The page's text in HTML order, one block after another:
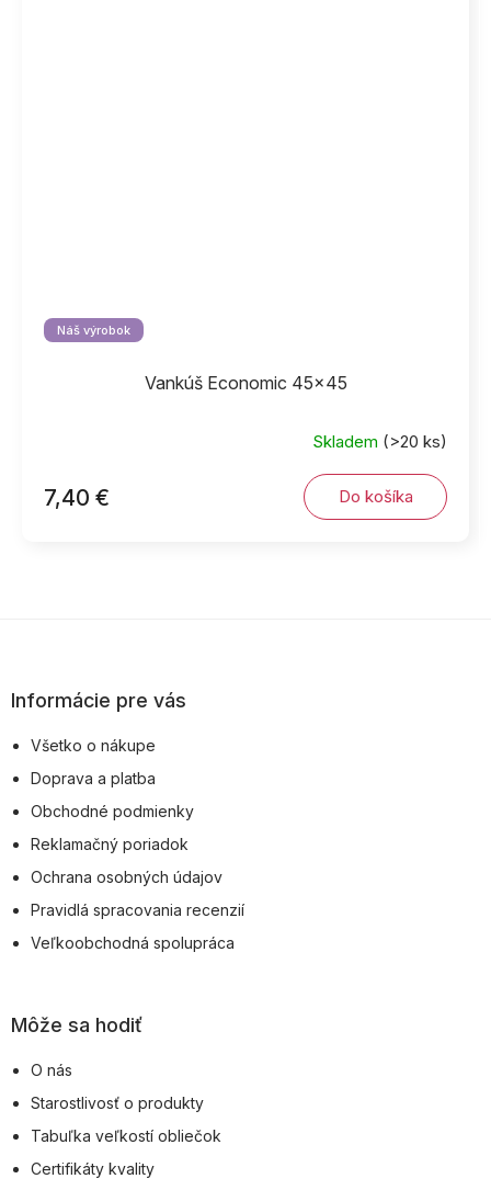
Náš výrobok
Vankúš Economic 45x45
Skladem (>20 ks)
7,40 € Do košíka
pInformácie pre vás
Všetko o nákupe
Doprava a platba
Obchodné podmienky
Reklamačný poriadok
Ochrana osobných údajov
Pravidlá spracovania recenzií
Veľkoobchodná spolupráca
Môže sa hodiť
O nás
Starostlivosť o produkty
Tabuľka veľkostí obliečok
Certifikáty kvality